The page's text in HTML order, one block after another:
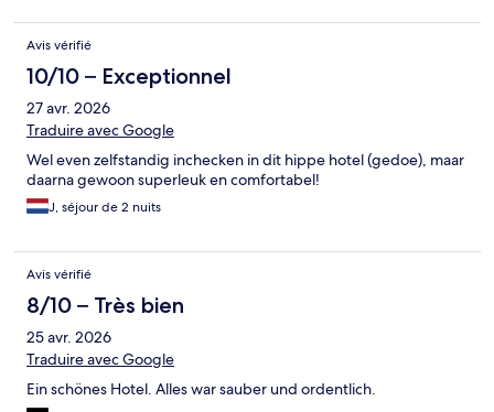
Avis vérifié
10/10 – Exceptionnel
27 avr. 2026
Traduire avec Google
Wel even zelfstandig inchecken in dit hippe hotel (gedoe), maar
daarna gewoon superleuk en comfortabel!
J, séjour de 2 nuits
Avis vérifié
8/10 – Très bien
25 avr. 2026
Traduire avec Google
Ein schönes Hotel. Alles war sauber und ordentlich.